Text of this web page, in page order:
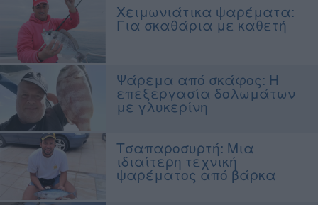
Χειμωνιάτικα ψαρέματα:
Για σκαθάρια με καθετή
Ψάρεμα από σκάφος: Η
επεξεργασία δολωμάτων
με γλυκερίνη
Τσαπαροσυρτή: Μια
ιδιαίτερη τεχνική
ψαρέματος από βάρκα